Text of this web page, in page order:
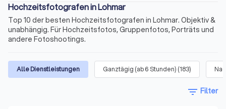
Hochzeitsfotografen in Lohmar
Top 10 der besten Hochzeitsfotografen in Lohmar. Objektiv &
unabhängig. Für Hochzeitsfotos, Gruppenfotos, Porträts und
andere Fotoshootings.
Alle Dienstleistungen Ganztägig (ab 6 Stunden) (183)
filter_list Filter